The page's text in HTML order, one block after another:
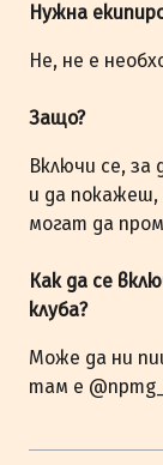
Нужна
Не, не е
Защо?
Включи се, за
и да
могат да
Как да се
клуба?
Може да ни
там е